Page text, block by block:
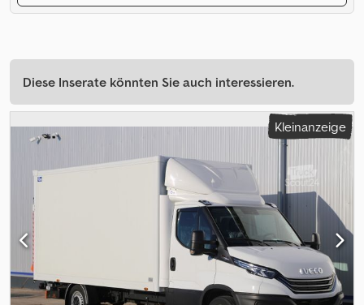
Diese Inserate könnten Sie auch interessieren.
Kleinanzeige